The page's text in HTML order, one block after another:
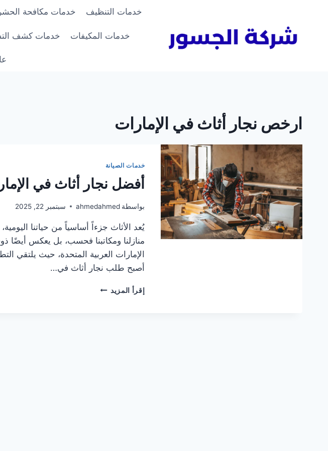
خدمات التنظيف خدمات مكافحة
خدمات المكيفات خدمات كشف
ارخص نجار أثاث في الإمارات
خدمات الصيانة
أفضل نجار أثاث في
بواسطة ahmedahmed سبتمبر 22, 2025
يُعد الأثاث جزءاً أساسياً من حياتنا
منازلنا ومكاتبنا فحسب، بل يعكس أيضًا
الإمارات العربية المتحدة، حيث يلتقي
أصبح طلب نجار أثاث في…
إقرأ المزيد أفضل